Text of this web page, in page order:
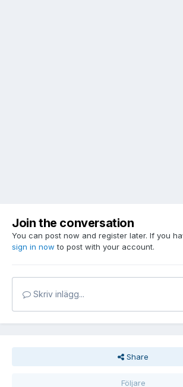
Join the conversation
You can post now and register later. If you
sign in now to post with your account.
Skriv inlägg...
Share
Följare